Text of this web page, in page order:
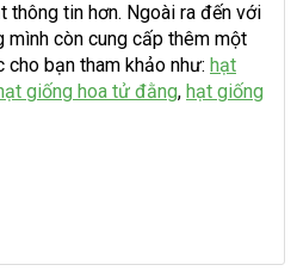
thông tin hơn. Ngoài ra đến với
mình còn cung cấp thêm một
cho bạn tham khảo như: hạt
giống hoa tử đằng, hạt giống